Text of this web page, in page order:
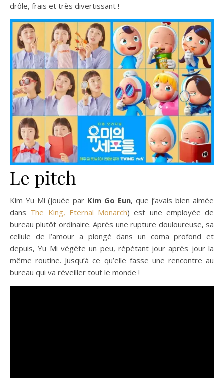
drôle, frais et très divertissant !
Le pitch
Kim Yu Mi (jouée par Kim Go Eun, que j’avais bien aimée
dans The King, Eternal Monarch) est une employée de
bureau plutôt ordinaire. Après une rupture douloureuse, sa
cellule de l’amour a plongé dans un coma profond et
depuis, Yu Mi végète un peu, répétant jour après jour la
même routine. Jusqu’à ce qu’elle fasse une rencontre au
bureau qui va réveiller tout le monde !